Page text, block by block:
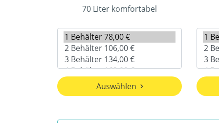
70 Liter komfortabel
Auswählen